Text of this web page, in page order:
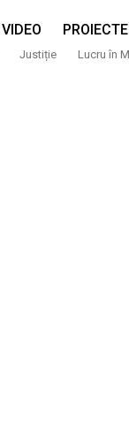
VIDEO
Justiție Lucru în